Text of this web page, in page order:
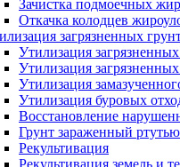
Зачистка подмоечных
Откачка колодцев
загрязненных
Утилизация
Утилизация
Утилизация
Утилизация буровых
Восстановление
Грунт зараженный ртутью
Рекультивация
Рекультивация земель и